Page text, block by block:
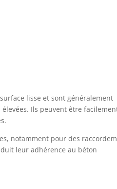
lisse et sont généralement
Ils peuvent être
notamment pour des
leur adhérence au béton